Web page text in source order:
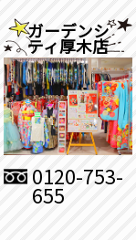
ガーデンシ
ティ厚木店
0120-753-
655